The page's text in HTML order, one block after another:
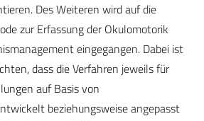
Des Weiteren wird auf die
zur Erfassung der Okulomotorik
eingegangen. Dabei ist
dass die Verfahren jeweils für
auf Basis von
beziehungsweise angepasst